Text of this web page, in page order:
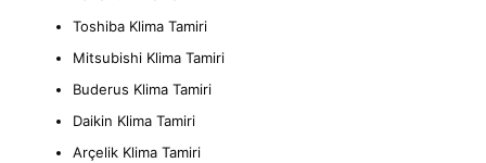
Toshiba Klima Tamiri
Mitsubishi Klima Tamiri
Buderus Klima Tamiri
Daikin Klima Tamiri
Arçelik Klima Tamiri